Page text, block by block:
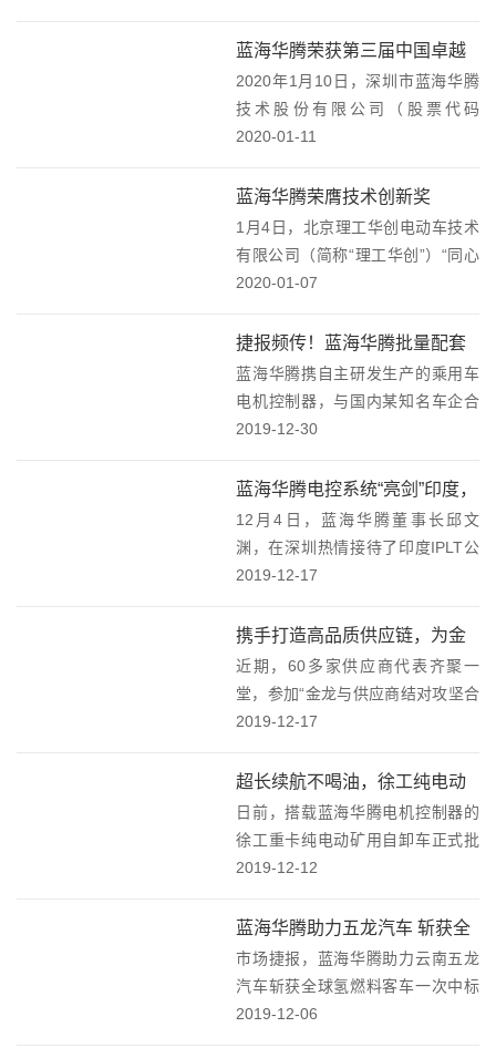
为其提供可靠的电机控制器产品和
服务。随着双方代表在《战略合作
协议》上庄重签字，标...
蓝海华腾荣获第三届中国卓越
IR“最佳信披奖”！
2020年1月10日，深圳市蓝海华腾
技术股份有限公司（股票代码
300484）在第三届中国卓越IR评选
果已于1月10日举行的2020上市公
司投资者关系创新峰会暨第三届中
国卓...
2020-01-11
蓝海华腾荣膺技术创新奖
1月4日，北京理工华创电动车技术
有限公司（简称“理工华创”）“同心
同行，共创未来”为主题的2019年度
行。蓝海华腾凭借不断提升产品专
业品质和产品创新能力，为理工华
创赢得市场...
2020-01-07
捷报频传！蓝海华腾批量配套
的增程式乘用车（EREV）上
市了！
蓝海华腾携自主研发生产的乘用车
电机控制器，与国内某知名车企合
作，经过双方专业团队近半年时间
车（EREV）一系列的严苛测试，批
量配套的乘用车已于2019年下半年
成功上市。从...
2019-12-30
蓝海华腾电控系统“亮剑”印度，
美日印等主流媒体争相报道印
度首辆60吨纯电动重卡汽车！
12月4日，蓝海华腾董事长邱文
渊，在深圳热情接待了印度IPLT公
司总裁和项目负责人一行。此前，
报道了IPLT于近期成功研发的印度
首辆60吨纯电动重卡汽车，这辆纯
电动重卡汽...
2019-12-17
携手打造高品质供应链，为金
龙品质飞跃保驾护航
近期，60多家供应商代表齐聚一
堂，参加“金龙与供应商结对攻坚合
作”为主题的供应商大会。蓝海华腾
龙品管分别签订结对攻坚合作书，
彰显了蓝海华腾与金龙合作攻坚、
提升品质的决心。...
2019-12-17
超长续航不喝油，徐工纯电动
矿用自卸车批量发车！
日前，搭载蓝海华腾电机控制器的
徐工重卡纯电动矿用自卸车正式批
量发往西南地区矿场，订单总金额
品性能及各种复杂工况的特殊要
求，让“绿色矿山”的构想更进一
步。纯电动矿用自卸...
2019-12-12
蓝海华腾助力五龙汽车 斩获全
球最大氢能源客车订单
市场捷报，蓝海华腾助力云南五龙
汽车斩获全球氢燃料客车一次中标
数量最多的订单。12月3日，广东
2019-12-06